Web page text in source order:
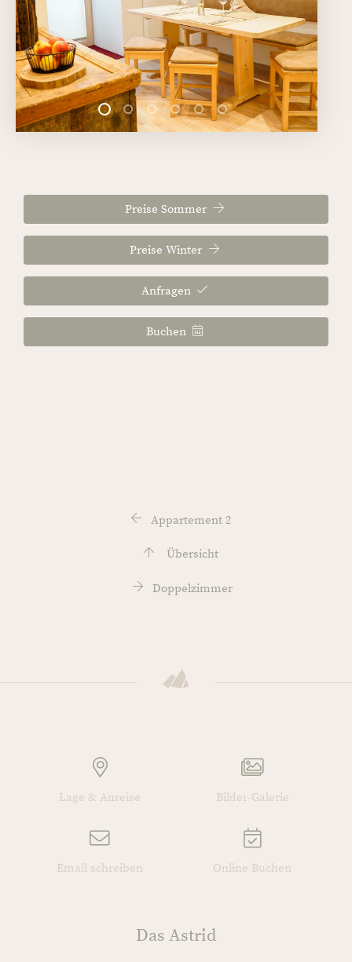
Preise Sommer
Preise Winter
Anfragen
Buchen
Appartement 2
Übersicht
Doppelzimmer
Lage & Anreise Bilder-Galerie
Email schreiben Online Buchen
Das Astrid